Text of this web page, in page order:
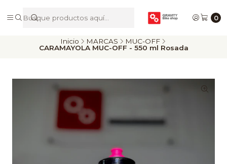
0
De Riders para Riders
Inicio MARCAS
MUC-OFF
CARAMAYOLA MUC-OFF - 550 ml Rosada